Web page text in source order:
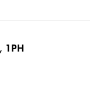
1PH